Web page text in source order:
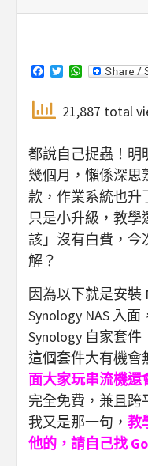
Facebook
TwitterWhatsApp
21,887 total
都說自己捉蟲！明
幾個月，懶係深思
款，作業系統也
只是小升級，教
該」沒有白費，今
解？
因為以下就是安裝
Synology NAS 入
Synology 自家套
這個套件大有機會
面大家玩串流機還
完全免費，兼且跨
我又是那一句， 教
他的，請自己找